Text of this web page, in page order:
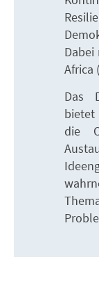
Africa
Das
bietet
die